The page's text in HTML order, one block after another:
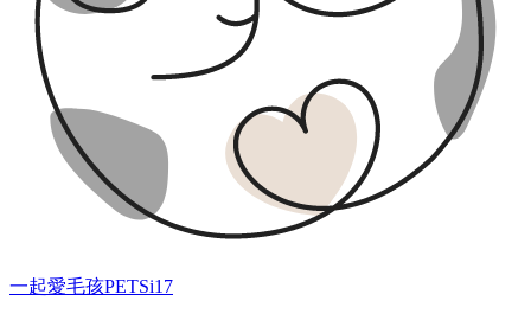
一起愛毛孩PETSi17